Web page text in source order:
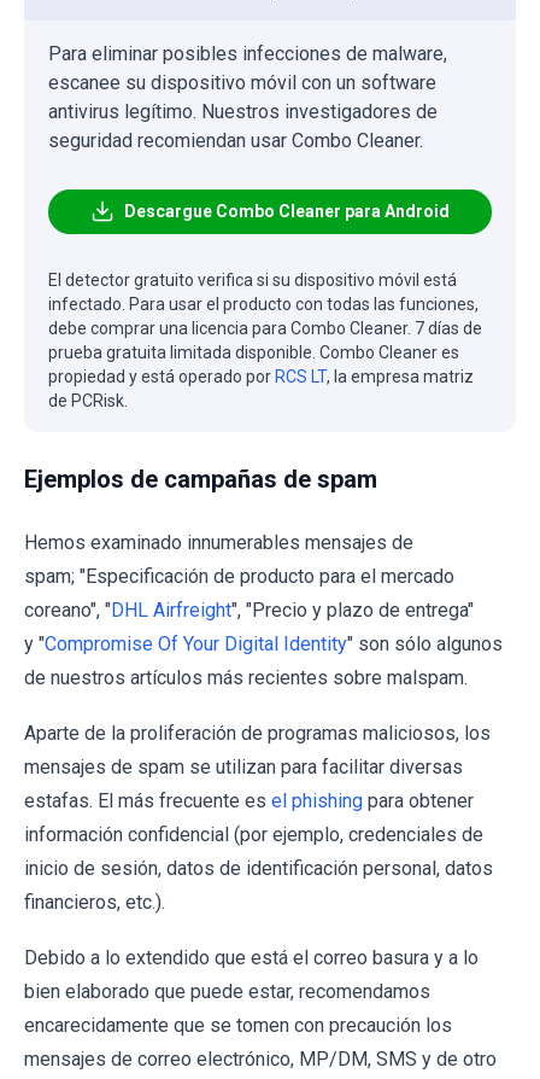
Para eliminar posibles infecciones de malware,
escanee su dispositivo móvil con un software
antivirus legítimo. Nuestros investigadores de
seguridad recomiendan usar Combo Cleaner.
Descargue Combo Cleaner para Android
El detector gratuito verifica si su dispositivo móvil está
infectado. Para usar el producto con todas las funciones,
debe comprar una licencia para Combo Cleaner. 7 días de
prueba gratuita limitada disponible. Combo Cleaner es
propiedad y está operado porRCS LT, la empresa matriz
de PCRisk.
Ejemplos de campañas de spam
Hemos examinado innumerables mensajes de
spam; "Especificación de producto para el mercado
coreano", "DHL Airfreight", "Precio y plazo de entrega"
y "Compromise Of Your Digital Identity" son sólo algunos
de nuestros artículos más recientes sobre malspam.
Aparte de la proliferación de programas maliciosos, los
mensajes de spam se utilizan para facilitar diversas
estafas. El más frecuente es el phishing para obtener
información confidencial (por ejemplo, credenciales de
inicio de sesión, datos de identificación personal, datos
financieros, etc.).
Debido a lo extendido que está el correo basura y a lo
bien elaborado que puede estar, recomendamos
encarecidamente que se tomen con precaución los
mensajes de correo electrónico, MP/DM, SMS y de otro